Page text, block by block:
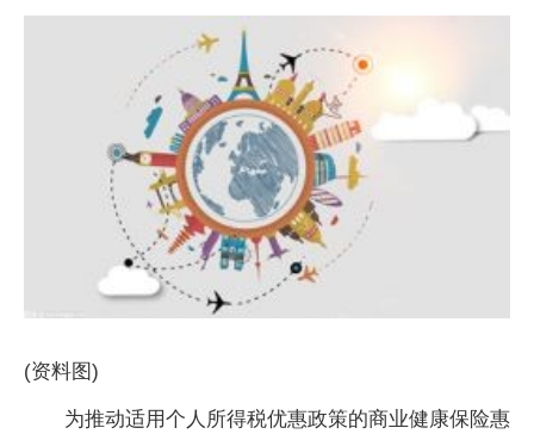
(资料图)
为推动适用个人所得税优惠政策的商业健康保险惠